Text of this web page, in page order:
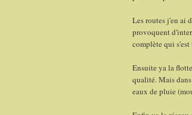
Les routes j'en ai
provoquent
complète qui s'est
Ensuite ya la
qualité. Mais
eaux de pluie